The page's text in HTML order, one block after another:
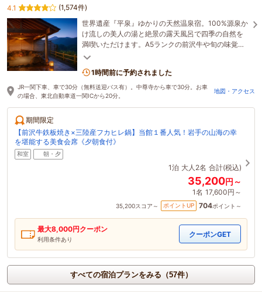
4.1
(1,574件)
世界遺産『平泉』ゆかりの天然温泉宿。100%源泉か
け流しの美人の湯と絶景の露天風呂で四季の自然を
満喫いただけます。A5ランクの前沢牛や旬の味覚を
味わいながら、時を忘れる贅沢なひとときを。
1時間前に予約されました
JR一関下車、車で30分（無料送迎バス有）。中尊寺から車で30分。お車
の場合、東北自動車道一関ICから20分。
地図・アクセス
期間限定
【前沢牛鉄板焼き×三陸産フカヒレ鍋】当館１番人気！岩手の山海の幸
を堪能する美食会席《夕朝食付》
和室 朝・夕
1泊 大人2名 合計(税込)
35,200円～
1名 17,600円～
35,200スコア～ ポイントUP 704ポイント～
最大8,000円クーポン
利用条件あり
クーポンGET
すべての宿泊プランをみる（57件）